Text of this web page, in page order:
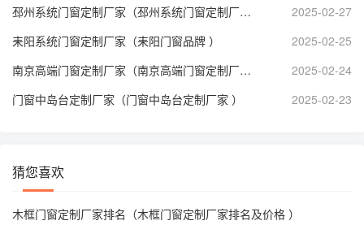
邳州系统门窗定制厂家（邳州系统门窗定制厂家地址 ）
2025-02-27
耒阳系统门窗定制厂家（耒阳门窗品牌 ）
2025-02-25
南京高端门窗定制厂家（南京高端门窗定制厂家电话 ）
2025-02-24
门窗中岛台定制厂家（门窗中岛台定制厂家 ）
2025-02-23
猜您喜欢
木框门窗定制厂家排名（木框门窗定制厂家排名及价格 ）